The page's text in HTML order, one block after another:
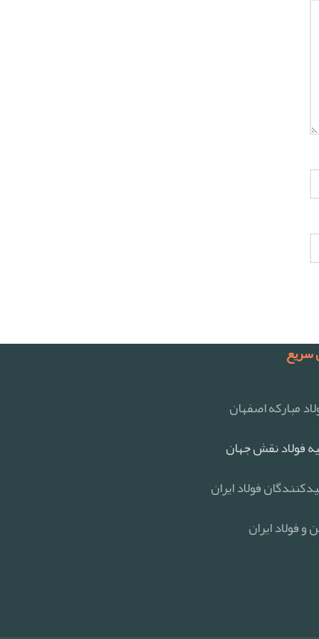
مبارکه اصفهان
فولاد نقش جهان
فولاد ایران
فولاد ایران